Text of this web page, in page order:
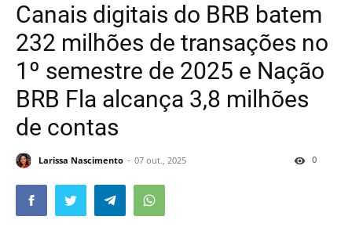
Canais digitais do BRB batem
232 milhões de transações no
1º semestre de 2025 e Nação
BRB Fla alcança 3,8 milhões
de contas
Larissa Nascimento 07 out., 2025 0